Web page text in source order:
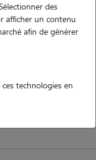
des
afficher un contenu
afin de générer
technologies en